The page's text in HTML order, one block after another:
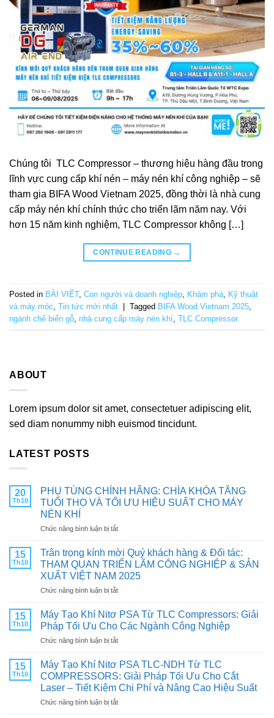
Chúng tôi TLC Compressor – thương hiệu hàng đầu trong
lĩnh vực cung cấp khí nén – máy nén khí công nghiệp – sẽ
tham gia BIFA Wood Vietnam 2025, đồng thời là nhà cung
cấp máy nén khí chính thức cho triển lãm năm nay. Với
hơn 15 năm kinh nghiệm, TLC Compressor không […]
CONTINUE READING →
Posted in BÀI VIẾT, Con người và doanh nghiệp Khám phá Kỹ thuật
và máy móc Tin tức mới nhất | Tagged BIFA Wood Vietnam 2025
ngành chế biến gỗ nhà cung cấp máy nén khí TLC Compressor
ABOUT
Lorem ipsum dolor sit amet, consectetuer adipiscing elit,
sed diam nonummy nibh euismod tincidunt.
LATEST POSTS
20
Th10
PHỤ TÙNG CHÍNH HÃNG: CHÌA KHÓA TĂNG
TUỔI THỌ VÀ TỐI ƯU HIỆU SUẤT CHO MÁY
NÉN KHÍ
Chức năng bình luận bị tắtở
TÙNG
CHÍNH
HÃNG:
CHÌA
KHÓA
TUỔI
THỌ
TỐI
HIỆU
SUẤT
CHO
NÉN
15
Th10
Trân trọng kính mời Quý khách hàng & Đối tác:
THAM QUAN TRIỂN LÃM CÔNG NGHIỆP & SẢN
XUẤT VIỆT NAM 2025
Chức năng bình luận bị tắtở
trọng
kính
mời
Quý
hàng
&
Đối
THAM
15
Th10
Máy Tạo Khí Nitơ PSA Từ TLC Compressors: Giải
Pháp Tối Ưu Cho Các Ngành Công Nghiệp
Chức năng bình luận bị tắtở
Tạo
Khí
Nitơ
PSA
Từ
15
Th10
Máy Tạo Khí Nitơ PSA TLC-NDH Từ TLC
COMPRESSORS: Giải Pháp Tối Ưu Cho Cắt
Laser – Tiết Kiệm Chi Phí và Nâng Cao Hiệu Suất
Chức năng bình luận bị tắtở